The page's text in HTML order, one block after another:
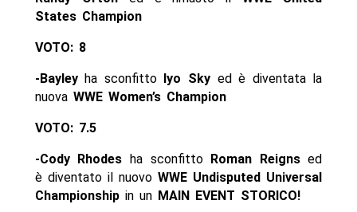
States Champion
VOTO: 8
-Bayley ha sconfitto Iyo Sky ed è diventata la
nuova WWE Women’s Champion
VOTO: 7.5
-Cody Rhodes ha sconfitto Roman Reignsed
è diventato il nuovoWWE Undisputed Universal
Championship in un MAIN EVENT STORICO!